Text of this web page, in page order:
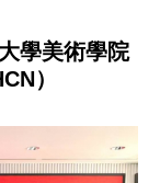
學美術學院
）